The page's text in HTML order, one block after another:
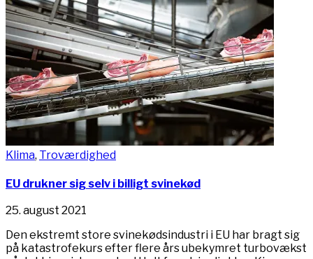
Klima, Troværdighed
EU drukner sig selv i billigt svinekød
25. august 2021
Den ekstremt store svinekødsindustri i EU har bragt sig
på katastrofekurs efter flere års ubekymret turbovækst